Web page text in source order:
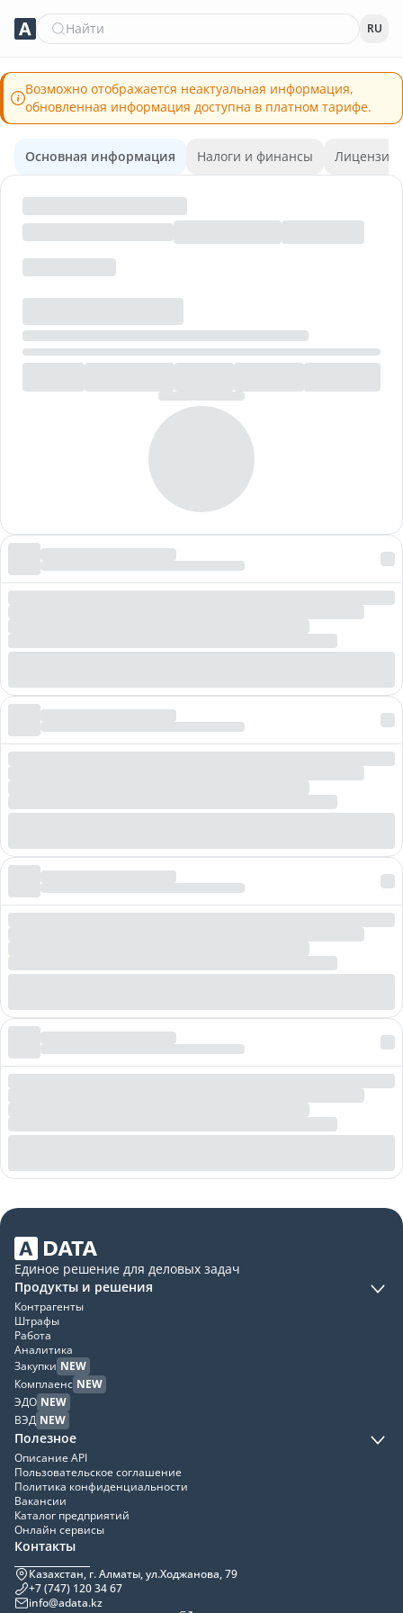
Найти RU
Возможно отображается неактуальная информация,
обновленная информация доступна в платном тарифе.
Основная информация Налоги и финансы Лицензии
Единое решение для деловых задач
Продукты и решения
Контрагенты
Штрафы
Работа
Аналитика
Закупки NEW
Комплаенс NEW
ЭДО NEW
ВЭД NEW
Полезное
Описание API
Пользовательское соглашение
Политика конфиденциальности
Вакансии
Каталог предприятий
Онлайн сервисы
Контакты
Казахстан, г. Алматы, ул.Ходжанова, 79
+7 (747) 120 34 67
info@adata.kz